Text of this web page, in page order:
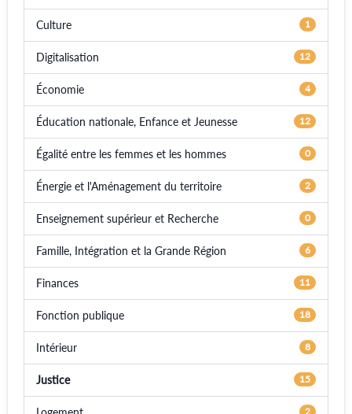
Culture 1
Digitalisation 12
Économie 4
Éducation nationale, Enfance et Jeunesse 12
Égalité entre les femmes et les hommes 0
Énergie et l'Aménagement du territoire 2
Enseignement supérieur et Recherche 0
Famille, Intégration et la Grande Région 6
Finances 11
Fonction publique 18
Intérieur 8
Justice 15
2